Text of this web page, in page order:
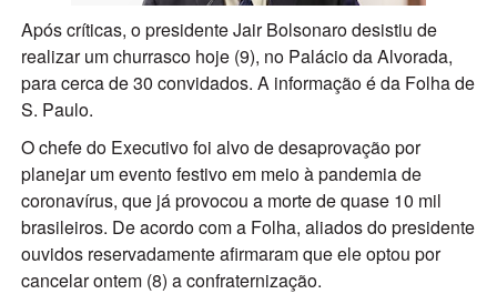
Após críticas, o presidente Jair Bolsonaro desistiu de
realizar um churrasco hoje (9), no Palácio da Alvorada,
para cerca de 30 convidados. A informação é da Folha de
S. Paulo.
O chefe do Executivo foi alvo de desaprovação por
planejar um evento festivo em meio à pandemia de
coronavírus, que já provocou a morte de quase 10 mil
brasileiros. De acordo com a Folha, aliados do presidente
ouvidos reservadamente afirmaram que ele optou por
cancelar ontem (8) a confraternização.